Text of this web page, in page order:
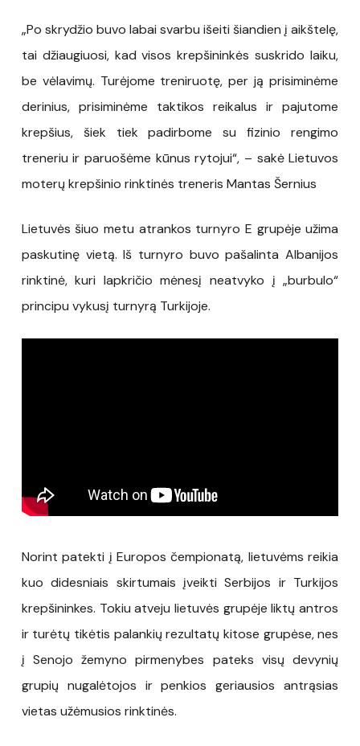
„Po skrydžio buvo labai svarbu išeiti šiandien į aikštelę,
tai džiaugiuosi, kad visos krepšininkės suskrido laiku,
be vėlavimų. Turėjome treniruotę, per ją prisiminėme
derinius, prisiminėme taktikos reikalus ir pajutome
krepšius, šiek tiek padirbome su fizinio rengimo
treneriu ir paruošėme kūnus rytojui“, – sakė Lietuvos
moterų krepšinio rinktinės treneris Mantas Šernius
Lietuvės šiuo metu atrankos turnyro E grupėje užima
paskutinę vietą. Iš turnyro buvo pašalinta Albanijos
rinktinė, kuri lapkričio mėnesį neatvyko į „burbulo“
principu vykusį turnyrą Turkijoje.
Norint patekti į Europos čempionatą, lietuvėms reikia
kuo didesniais skirtumais įveikti Serbijos ir Turkijos
krepšininkes. Tokiu atveju lietuvės grupėje liktų antros
ir turėtų tikėtis palankių rezultatų kitose grupėse, nes
į Senojo žemyno pirmenybes pateks visų devynių
grupių nugalėtojos ir penkios geriausios antrąsias
vietas užėmusios rinktinės.